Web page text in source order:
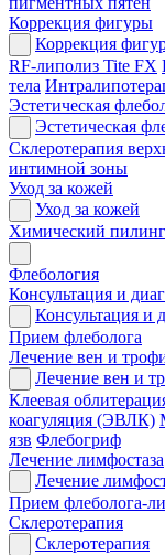
Коррекция фигуры
Коррекция
RF-липолиз Tite FX
тела
Эстетическая
Эстетическая
Склеротерапия
интимной зоны
Уход за кожей
Уход за кожей
Химический пилинг
Флебология
Консультация и
Консультация и
Прием флеболога
Лечение вен и
Лечение вен и
Клеевая
коагуляция (ЭВЛК)
язв Флебогриф
Лечение лимфостаза
Лечение
Прием флеболога-
Склеротерапия
Склеротерапия